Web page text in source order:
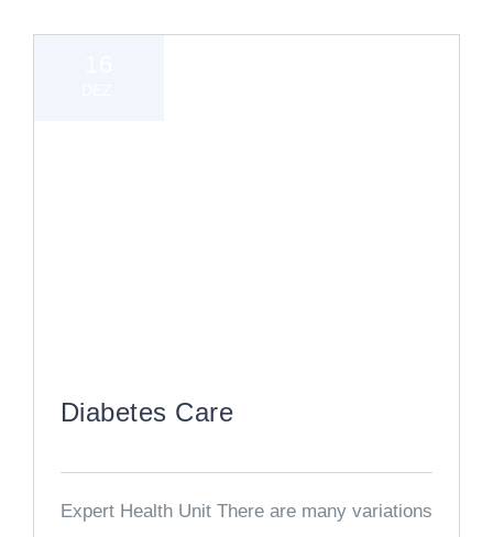
Diabetes Care
Expert Health Unit There are many variations